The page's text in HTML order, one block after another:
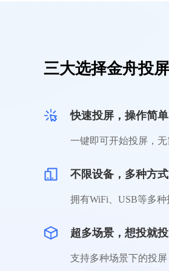
三大选择金舟投
快速投屏，操作简单
一键即可开始投屏，
不限设备，多种方式
拥有WiFi、USB等多
超多场景，想投就投
支持多种场景下的投